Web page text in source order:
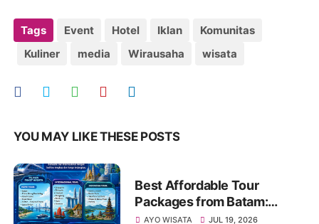
Tags Event Hotel Iklan
Komunitas
Kuliner
media Wirausaha wisata
YOU MAY LIKE THESE POSTS
Best Affordable Tour
Packages from Batam:
Explore Kepri, Indonesia &
AYO WISATA JUL 19, 2026